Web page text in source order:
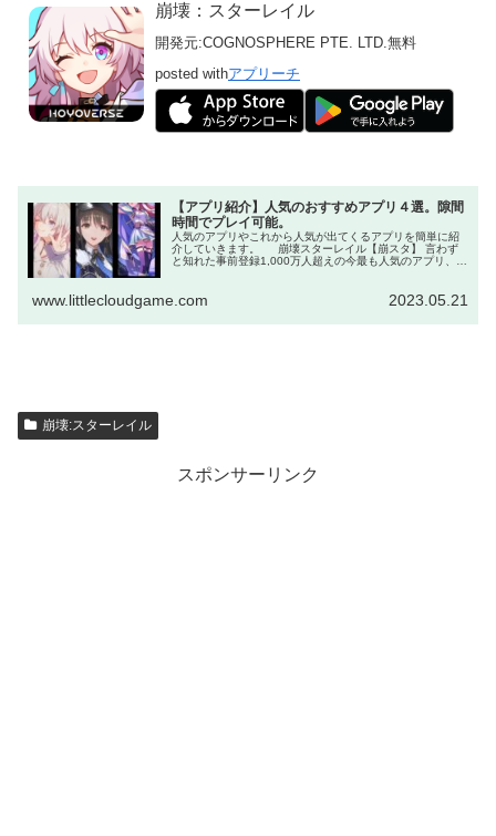
崩壊：スターレイル
開発元:COGNOSPHERE PTE. LTD.無料
posted withアプリーチ
【アプリ紹介】人気のおすすめアプリ４選。隙間
時間でプレイ可能。
人気のアプリやこれから人気が出てくるアプリを簡単に紹
介していきます。 崩壊スターレイル【崩スタ】 言わず
と知れた事前登録1,000万人超えの今最も人気のアプリ、そ
www.littlecloudgame.com 2023.05.21
崩壊:スターレイル
スポンサーリンク